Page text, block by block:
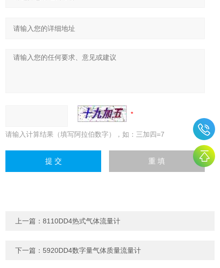
请输入计算结果（填写阿拉伯数字），如：三加四=7
上一篇：8110DD4热式气体流量计
下一篇： 5920DD4数字量气体质量流量计